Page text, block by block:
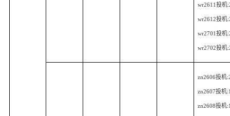
wr2611投机
wr2612投机
wr2701投机
wr2702投机
zn2606投机
zn2607投机
zn2608投机